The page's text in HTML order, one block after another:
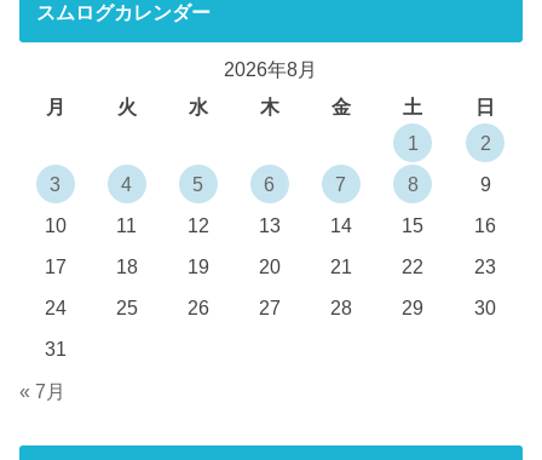
スムログカレンダー
2026年8月
月
火 水 木 金 土
日
1
2
3
4 5 6 7 8
9
10
11 12 13 14 15
16
17
18 19 20 21 22
23
24
25 26 27 28 29
30
31
« 7月